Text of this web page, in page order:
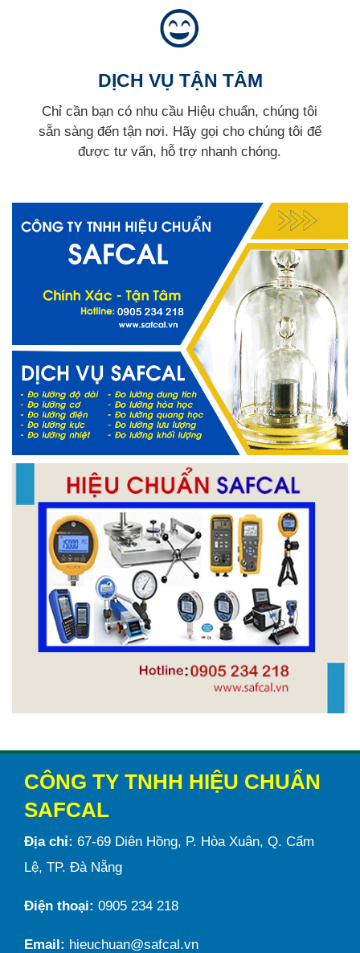
DỊCH VỤ TẬN TÂM
Chỉ cần bạn có nhu cầu Hiệu chuẩn, chúng tôi
sẵn sàng đến tận nơi. Hãy gọi cho chúng tôi để
được tư vấn, hỗ trợ nhanh chóng.
CÔNG TY TNHH HIỆU CHUẨN
SAFCAL
Địa chỉ: 67-69 Diên Hồng, P. Hòa Xuân, Q. Cẩm
Lệ, TP. Đà Nẵng
Điện thoại: 0905 234 218
Email: hieuchuan@safcal.vn